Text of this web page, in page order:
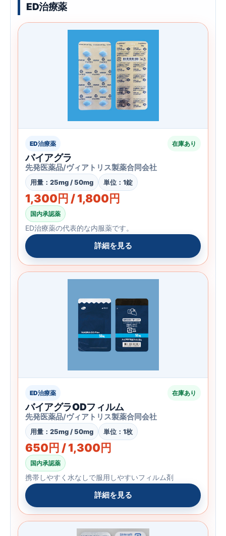
ED治療薬
ED治療薬 在庫あり
バイアグラ
先発医薬品/ヴィアトリス製薬合同会社
用量：25mg / 50mg 単位：1錠
1,300円 / 1,800円
国内承認薬
ED治療薬の代表的な内服薬です。
詳細を見る
ED治療薬 在庫あり
バイアグラODフィルム
先発医薬品/ヴィアトリス製薬合同会社
用量：25mg / 50mg 単位：1枚
650円 / 1,300円
国内承認薬
携帯しやすく水なしで服用しやすいフィルム剤
詳細を見る